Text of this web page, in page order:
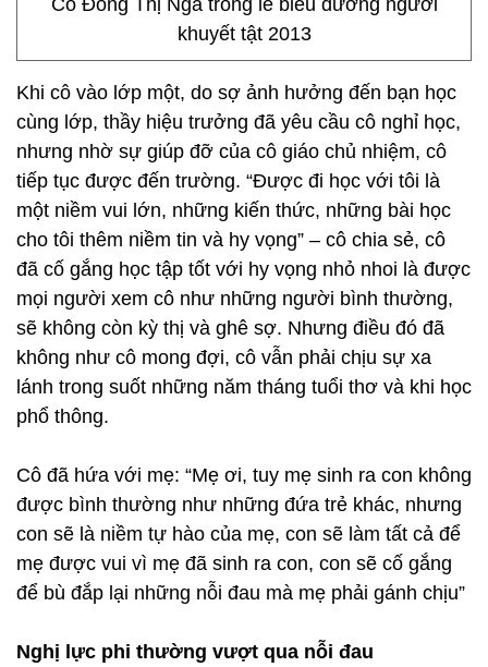
Cô Đồng Thị Nga trong lễ biểu dương người
khuyết tật 2013
Khi cô vào lớp một, do sợ ảnh hưởng đến bạn học
cùng lớp, thầy hiệu trưởng đã yêu cầu cô nghỉ học,
nhưng nhờ sự giúp đỡ của cô giáo chủ nhiệm, cô
tiếp tục được đến trường. “Được đi học với tôi là
một niềm vui lớn, những kiến thức, những bài học
cho tôi thêm niềm tin và hy vọng” – cô chia sẻ, cô
đã cố gắng học tập tốt với hy vọng nhỏ nhoi là được
mọi người xem cô như những người bình thường,
sẽ không còn kỳ thị và ghê sợ. Nhưng điều đó đã
không như cô mong đợi, cô vẫn phải chịu sự xa
lánh trong suốt những năm tháng tuổi thơ và khi học
phổ thông.
Cô đã hứa với mẹ: “Mẹ ơi, tuy mẹ sinh ra con không
được bình thường như những đứa trẻ khác, nhưng
con sẽ là niềm tự hào của mẹ, con sẽ làm tất cả để
mẹ được vui vì mẹ đã sinh ra con, con sẽ cố gắng
để bù đắp lại những nỗi đau mà mẹ phải gánh chịu”
Nghị lực phi thường vượt qua nỗi đau